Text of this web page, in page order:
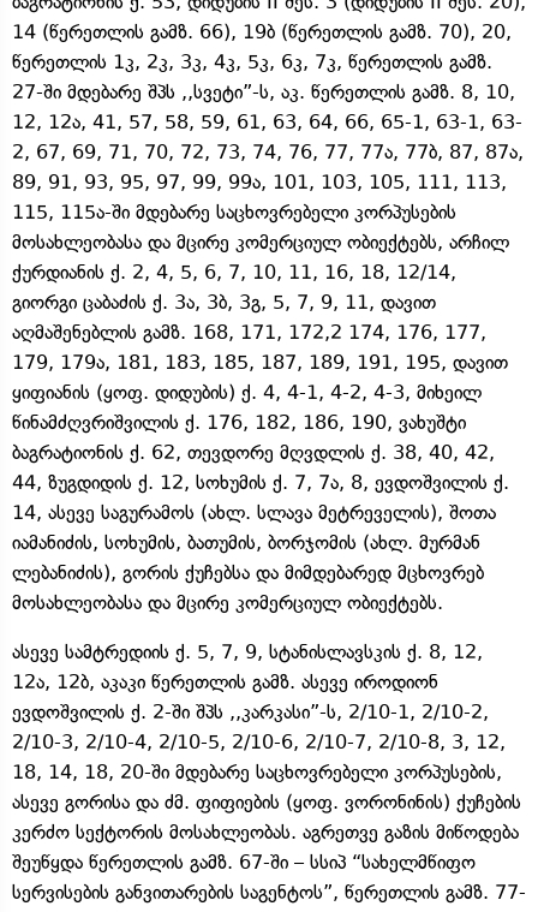
14 (წერეთლის გამზ. 66), 19ბ (წერეთლის გამზ. 70), 20,
წერეთლის 1კ, 2კ, 3კ, 4კ, 5კ, 6კ, 7კ, წერეთლის გამზ.
27-ში მდებარე შპს ,,სვეტი”-ს, აკ. წერეთლის გამზ. 8, 10,
12, 12ა, 41, 57, 58, 59, 61, 63, 64, 66, 65-1, 63-1, 63-
2, 67, 69, 71, 70, 72, 73, 74, 76, 77, 77ა, 77ბ, 87, 87ა,
89, 91, 93, 95, 97, 99, 99ა, 101, 103, 105, 111, 113,
115, 115ა-ში მდებარე საცხოვრებელი კორპუსების
მოსახლეობასა და მცირე კომერციულ ობიექტებს, არჩილ
ქურდიანის ქ. 2, 4, 5, 6, 7, 10, 11, 16, 18, 12/14,
გიორგი ცაბაძის ქ. 3ა, 3ბ, 3გ, 5, 7, 9, 11, დავით
აღმაშენებლის გამზ. 168, 171, 172,2 174, 176, 177,
179, 179ა, 181, 183, 185, 187, 189, 191, 195, დავით
ყიფიანის (ყოფ. დიდუბის) ქ. 4, 4-1, 4-2, 4-3, მიხეილ
წინამძღვრიშვილის ქ. 176, 182, 186, 190, ვახუშტი
ბაგრატიონის ქ. 62, თევდორე მღვდლის ქ. 38, 40, 42,
44, ზუგდიდის ქ. 12, სოხუმის ქ. 7, 7ა, 8, ევდოშვილის ქ.
14, ასევე საგურამოს (ახლ. სლავა მეტრეველის), შოთა
იამანიძის, სოხუმის, ბათუმის, ბორჯომის (ახლ. მურმან
ლებანიძის), გორის ქუჩებსა და მიმდებარედ მცხოვრებ
მოსახლეობასა და მცირე კომერციულ ობიექტებს.
ასევე სამტრედიის ქ. 5, 7, 9, სტანისლავსკის ქ. 8, 12,
12ა, 12ბ, აკაკი წერეთლის გამზ. ასევე იროდიონ
ევდოშვილის ქ. 2-ში შპს ,,კარკასი”-ს, 2/10-1, 2/10-2,
2/10-3, 2/10-4, 2/10-5, 2/10-6, 2/10-7, 2/10-8, 3, 12,
18, 14, 18, 20-ში მდებარე საცხოვრებელი კორპუსების,
ასევე გორისა და ძმ. ფიფიების (ყოფ. ვორონინის) ქუჩების
კერძო სექტორის მოსახლეობას. აგრეთვე გაზის მიწოდება
შეუწყდა წერეთლის გამზ. 67-ში – სსიპ “სახელმწიფო
სერვისების განვითარების საგენტოს”, წერეთლის გამზ. 77-